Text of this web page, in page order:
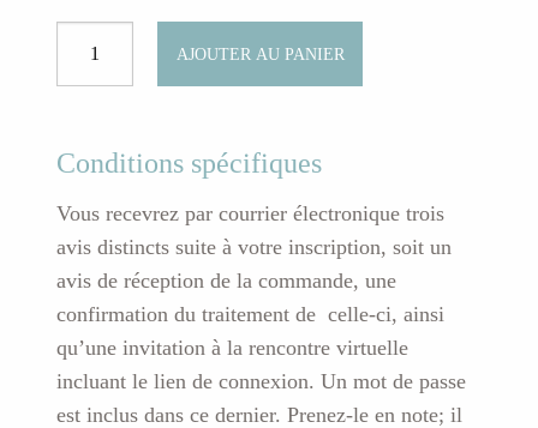
en
spécialevendredi
14
mai
AJOUTER AU PANIER
Conditions spécifiques
Vous recevrez par courrier électronique trois
avis distincts suite à votre inscription, soit un
avis de réception de la commande, une
confirmation du traitement de celle-ci, ainsi
qu’une invitation à la rencontre virtuelle
incluant le lien de connexion. Un mot de passe
est inclus dans ce dernier. Prenez-le en note; il